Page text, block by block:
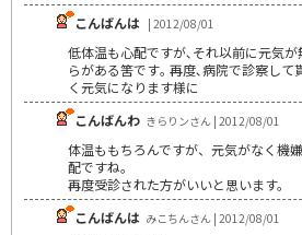
こんばんは | 2012/08/01
低体温も心配ですが､それ以前に元気
らがある筈です｡ 再度､病院で診察して
く元気になります様に
こんばんわ きらりンさん | 2012/08/01
体温ももちろんですが、元気がなく機
配ですね。
再度受診された方がいいと思います。
こんばんは みこちんさん | 2012/08/01